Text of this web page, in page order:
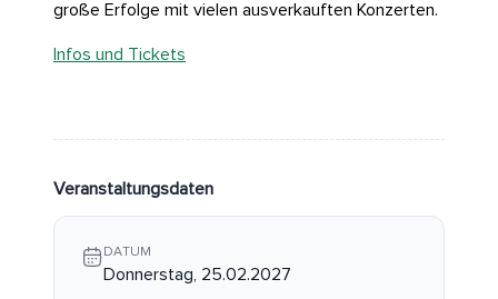
große Erfolge mit vielen ausverkauften Konzerten.
Infos und Tickets
Veranstaltungsdaten
DATUM
Donnerstag, 25.02.2027